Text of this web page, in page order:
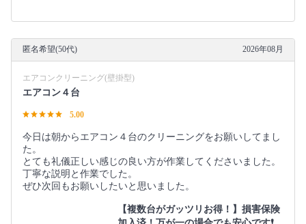
匿名希望(50代) 2026年08月
エアコンクリーニング(壁掛型)
エアコン４台
5.00
今日は朝からエアコン４台のクリーニングをお願いしてまし
た。
とても礼儀正しい感じの良い方が作業してくださいました。
丁寧な説明と作業でした。
ぜひ次回もお願いしたいと思いました。
【複数台がガッツリお得！】損害保険